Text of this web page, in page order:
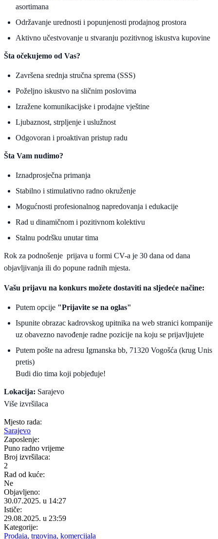
asortimana
Održavanje urednosti i popunjenosti prodajnog prostora
Aktivno učestvovanje u stvaranju pozitivnog iskustva kupovine
Šta očekujemo od Vas?
Završena srednja stručna sprema (SSS)
Poželjno iskustvo na sličnim poslovima
Izražene komunikacijske i prodajne vještine
Ljubaznost, strpljenje i uslužnost
Odgovoran i proaktivan pristup radu
Šta Vam nudimo?
Iznadprosječna primanja
Stabilno i stimulativno radno okruženje
Mogućnosti profesionalnog napredovanja i edukacije
Rad u dinamičnom i pozitivnom kolektivu
Stalnu podršku unutar tima
Rok za podnošenje prijava u formi CV-a je 30 dana od dana
objavljivanja ili do popune radnih mjesta.
Vašu prijavu na konkurs možete dostaviti na sljedeće načine:
Putem opcije "Prijavite se na oglas"
Ispunite obrazac kadrovskog upitnika na web stranici kompanije
uz obavezno navođenje radne pozicije na koju se prijavljujete
Putem pošte na adresu Igmanska bb, 71320 Vogošća (krug Unis
pretis)
Budi dio tima koji pobjeđuje!
Lokacija: Sarajevo
Više izvršilaca
Mjesto rada:
Sarajevo
Zaposlenje:
Puno radno vrijeme
Broj izvršilaca:
2
Rad od kuće:
Ne
Objavljeno:
30.07.2025. u 14:27
Ističe:
29.08.2025. u 23:59
Kategorije:
Prodaja, trgovina, komercijala